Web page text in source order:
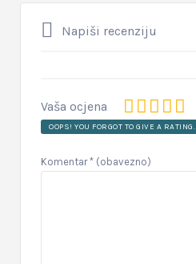
Napiši recenziju
Vaša ocjena
OOPS! YOU FORGOT TO GIVE A RATING.
Komentar* (obavezno)